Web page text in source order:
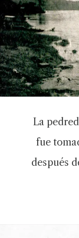
La
fue
después